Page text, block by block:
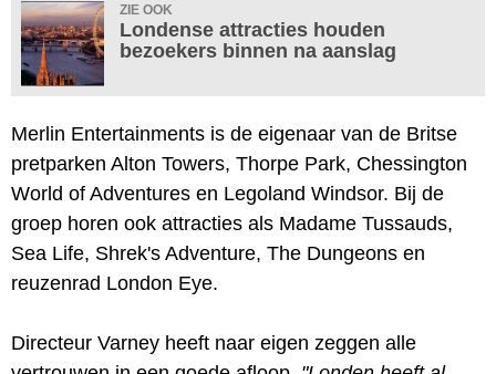
ZIE OOK
Londense attracties houden
bezoekers binnen na aanslag
Merlin Entertainments is de eigenaar van de Britse
pretparken Alton Towers, Thorpe Park, Chessington
World of Adventures en Legoland Windsor. Bij de
groep horen ook attracties als Madame Tussauds,
Sea Life, Shrek's Adventure, The Dungeons en
reuzenrad London Eye.
Directeur Varney heeft naar eigen zeggen alle